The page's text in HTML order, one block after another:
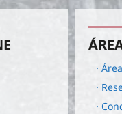
·
·
·